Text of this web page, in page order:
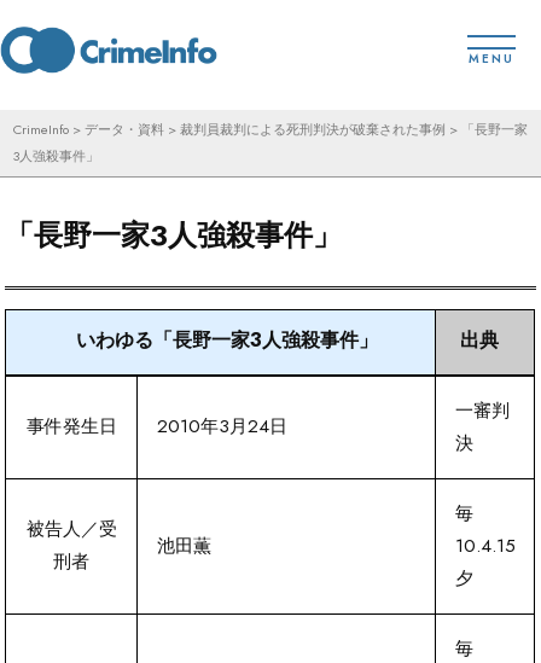
ン
ン
ツ
ッ
MENU
CrimeInfo >データ・資料 >裁判員裁判による死刑判決が破棄された事例 > 「長野一家
3人強殺事件」
「長野一家3人強殺事件」
いわゆる「長野一家3人強殺事件」 出典
事件発生日 2010年3月24日
一審判
決
被告人／受
刑者
池田薫
毎
10.4.15
夕
毎